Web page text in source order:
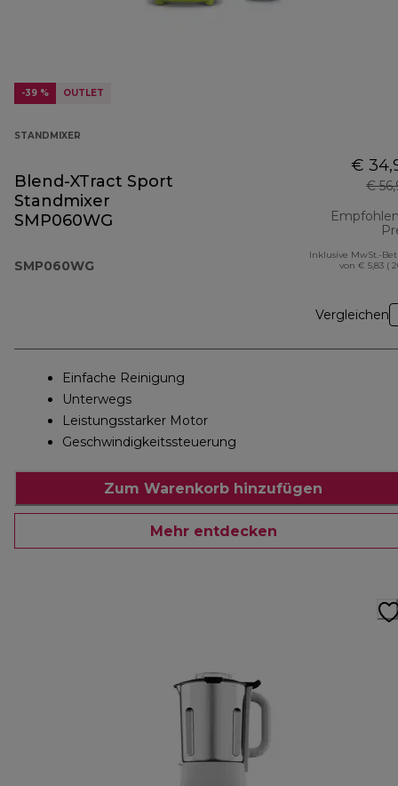
-39 % OUTLET
STANDMIXER
Blend-XTract Sport
Standmixer
SMP060WG
SMP060WG
€
€
Inklusive MwSt.-
von € 5,83 (
Vergleichen
Einfache Reinigung
Unterwegs
Leistungsstarker Motor
Geschwindigkeitssteuerung
Zum Warenkorb hinzufügen
Mehr entdecken